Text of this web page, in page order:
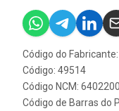
Código do
Código: 49514
Código NCM:
Código de Barras do